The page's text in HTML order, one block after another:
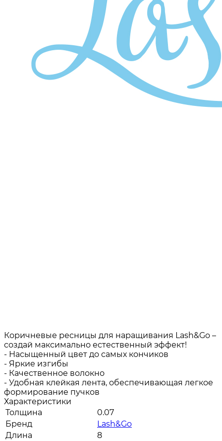
Коричневые ресницы для наращивания Lash&Go –
создай максимально естественный эффект!
- Насыщенный цвет до самых кончиков
- Яркие изгибы
- Качественное волокно
- Удобная клейкая лента, обеспечивающая легкое
формирование пучков
Характеристики
Толщина
0.07
Бренд
Lash&Go
Длина
8